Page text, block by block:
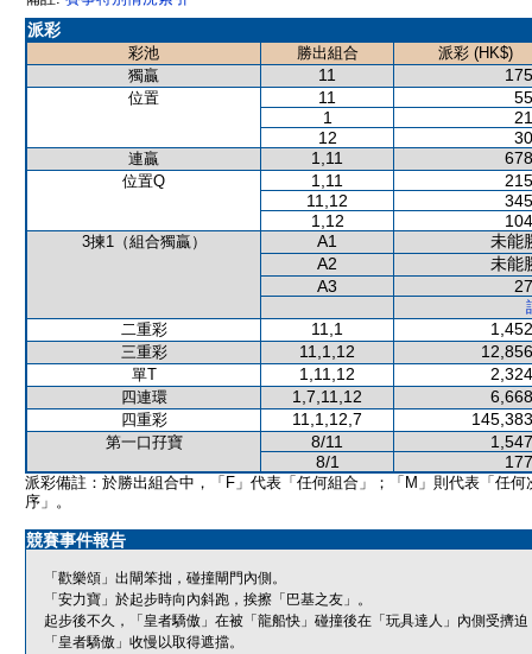
派彩
彩池 勝出組合
派彩 (HK$)
獨贏
11
位置 11
1
12
連贏 1,11
位置Q 1,11
11,12
1,12
3揀1（組合獨贏） A1
未能
A2
未能
A3
二重彩
11,1
三重彩 11,1,12
單T 1,11,12
四連環 1,7,11,12
四重彩 11,1,12,7
第一口孖寶 8/11
8/1
派彩備註：於勝出組合中，「F」代表「任何組合」；「M」則代表「任何
序」。
競賽事件報告
「歡樂頌」出閘笨拙，碰撞閘門內側。
「安力寶」於起步時向內斜跑，挨擦「巴基之友」。
起步後不久，「皇者驕傲」在被「龍船快」碰撞後在「玩具達人」內側受擠
「皇者驕傲」收慢以取得遮擋。